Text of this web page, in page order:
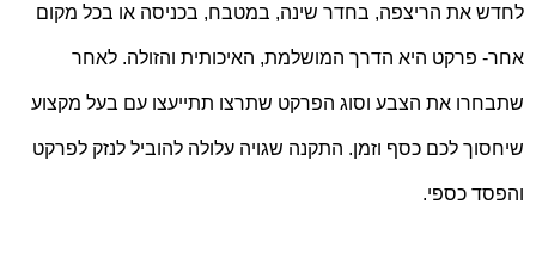
לחדש את הריצפה, בחדר שינה, במטבח, בכניסה או בכל מקום
אחר- פרקט היא הדרך המושלמת, האיכותית והזולה. לאחר
שתבחרו את הצבע וסוג הפרקט שתרצו תתייעצו עם בעל מקצוע
שיחסוך לכם כסף וזמן. התקנה שגויה עלולה להוביל לנזק לפרקט
והפסד כספי.